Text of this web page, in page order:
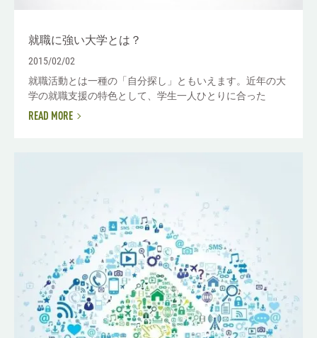
就職に強い大学とは？
2015/02/02
就職活動とは一種の「自分探し」ともいえます。近年の大
学の就職支援の特色として、学生一人ひとりに合った
READ MORE